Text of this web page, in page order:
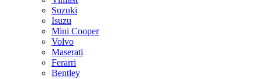
Suzuki
Isuzu
Mini Cooper
Volvo
Maserati
Ferarri
Bentley